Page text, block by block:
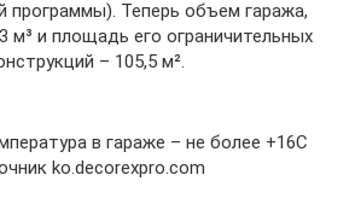
программы). Теперь объем гаража,
м³ и площадь его ограничительных
– 105,5 м².
в гараже – не более +16С
ko.decorexpro.com